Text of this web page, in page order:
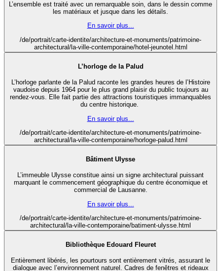
L’ensemble est traité avec un remarquable soin, dans le dessin comme
les matériaux et jusque dans les détails.
En savoir plus...
/de/portrait/carte-identite/architecture-et-monuments/patrimoine-
architectural/la-ville-contemporaine/hotel-jeunotel.html
L’horloge de la Palud
L’horloge parlante de la Palud raconte les grandes heures de l’Histoire
vaudoise depuis 1964 pour le plus grand plaisir du public toujours au
rendez-vous. Elle fait partie des attractions touristiques immanquables
du centre historique.
En savoir plus...
/de/portrait/carte-identite/architecture-et-monuments/patrimoine-
architectural/la-ville-contemporaine/horloge-palud.html
Bâtiment Ulysse
L’immeuble Ulysse constitue ainsi un signe architectural puissant
marquant le commencement géographique du centre économique et
commercial de Lausanne.
En savoir plus...
/de/portrait/carte-identite/architecture-et-monuments/patrimoine-
architectural/la-ville-contemporaine/batiment-ulysse.html
Bibliothèque Edouard Fleuret
Entièrement libérés, les pourtours sont entièrement vitrés, assurant le
dialogue avec l’environnement naturel. Cadres de fenêtres et rideaux